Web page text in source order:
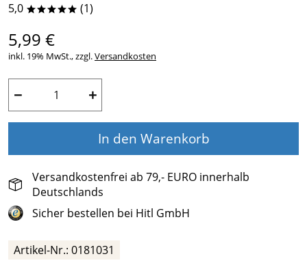
5,0 ***** (1)
5,99 €
inkl. 19% MwSt., zzgl.Versandkosten
− +
In den Warenkorb
Versandkostenfrei ab 79,- EURO innerhalb
Deutschlands
Sicher bestellen bei Hitl GmbH
Artikel-Nr.: 0181031